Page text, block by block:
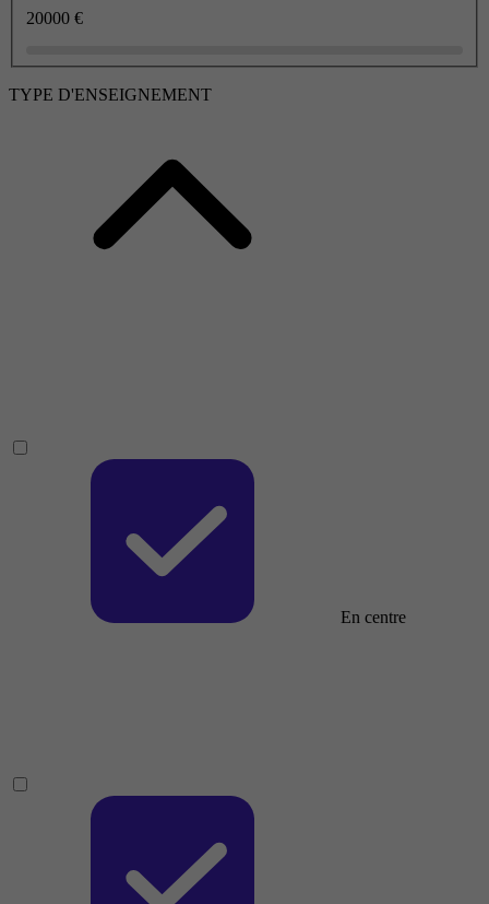
20000 €
TYPE D'ENSEIGNEMENT
En centre